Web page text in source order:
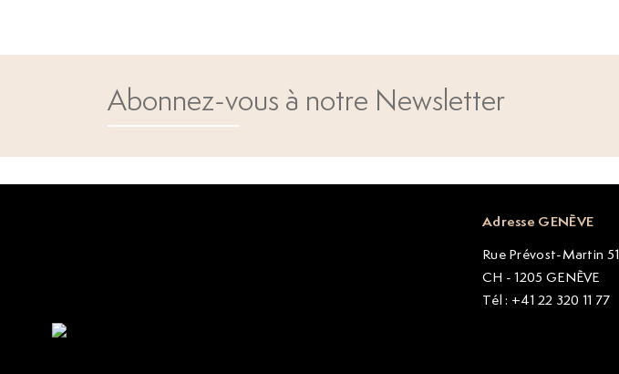
Abonnez-vous à notre Newsletter
Adresse GENÈVE
Rue Prévost-Martin 51
CH - 1205 GENÈVE
Tél : +41 22 320 11 77